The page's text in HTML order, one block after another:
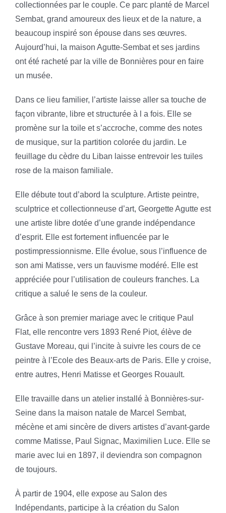
collectionnées par le couple. Ce parc planté de Marcel
Sembat, grand amoureux des lieux et de la nature, a
beaucoup inspiré son épouse dans ses œuvres.
Aujourd’hui, la maison Agutte-Sembat et ses jardins
ont été racheté par la ville de Bonnières pour en faire
un musée.
Dans ce lieu familier, l’artiste laisse aller sa touche de
façon vibrante, libre et structurée à l a fois. Elle se
promène sur la toile et s’accroche, comme des notes
de musique, sur la partition colorée du jardin. Le
feuillage du cèdre du Liban laisse entrevoir les tuiles
rose de la maison familiale.
Elle débute tout d’abord la sculpture. Artiste peintre,
sculptrice et collectionneuse d’art, Georgette Agutte est
une artiste libre dotée d’une grande indépendance
d’esprit. Elle est fortement influencée par le
postimpressionnisme. Elle évolue, sous l’influence de
son ami Matisse, vers un fauvisme modéré. Elle est
appréciée pour l’utilisation de couleurs franches. La
critique a salué le sens de la couleur.
Grâce à son premier mariage avec le critique Paul
Flat, elle rencontre vers 1893 René Piot, élève de
Gustave Moreau, qui l’incite à suivre les cours de ce
peintre à l’Ecole des Beaux-arts de Paris. Elle y croise,
entre autres, Henri Matisse et Georges Rouault.
Elle travaille dans un atelier installé à Bonnières-sur-
Seine dans la maison natale de Marcel Sembat,
mécène et ami sincère de divers artistes d’avant-garde
comme Matisse, Paul Signac, Maximilien Luce. Elle se
marie avec lui en 1897, il deviendra son compagnon
de toujours.
À partir de 1904, elle expose au Salon des
Indépendants, participe à la création du Salon